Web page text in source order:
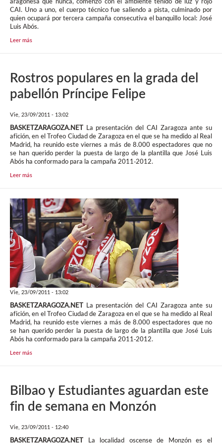
CAI. Uno a uno, el cuerpo técnico fue saliendo a pista, culminado por
quien ocupará por tercera campaña consecutiva el banquillo local: José
Luis Abós.
Leer más
Rostros populares en la grada del
pabellón Príncipe Felipe
Vie, 23/09/2011 - 13:02
BASKETZARAGOZA.NET La presentación del CAI Zaragoza ante su
afición, en el Trofeo Ciudad de Zaragoza en el que se ha medido al Real
Madrid, ha reunido este viernes a más de 8.000 espectadores que no
se han querido perder la puesta de largo de la plantilla que José Luis
Abós ha conformado para la campaña 2011-2012.
Leer más
Vie, 23/09/2011 - 13:02
BASKETZARAGOZA.NET La presentación del CAI Zaragoza ante su
afición, en el Trofeo Ciudad de Zaragoza en el que se ha medido al Real
Madrid, ha reunido este viernes a más de 8.000 espectadores que no
se han querido perder la puesta de largo de la plantilla que José Luis
Abós ha conformado para la campaña 2011-2012.
Leer más
Bilbao y Estudiantes aguardan este
fin de semana en Monzón
Vie, 23/09/2011 - 12:40
BASKETZARAGOZA.NET La localidad oscense de Monzón es el